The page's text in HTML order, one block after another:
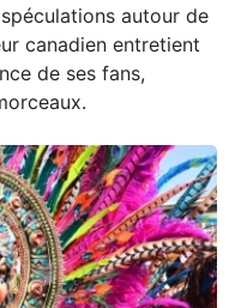
autour de
canadien entretient
de ses fans,